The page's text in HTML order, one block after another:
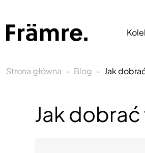
Strona główna Blog Jak
Jak